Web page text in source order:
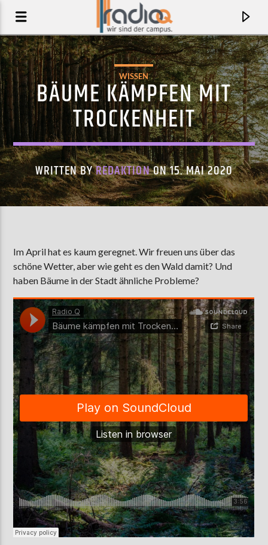
MIDSOMMAR
LENA&LINUS
AKTUELLE SENDUNG
MOEBIUS
12:00 24:00
ZU HÖREN INMünster90,9 MHz
WISSEN
BÄUME KÄMPFEN MIT
TROCKENHEIT
WRITTEN BYREDAKTIONON 15. MAI 2020
Im April hat es kaum geregnet. Wir freuen uns über das
schöne Wetter, aber wie geht es den Wald damit? Und
haben Bäume in der Stadt ähnliche Probleme?